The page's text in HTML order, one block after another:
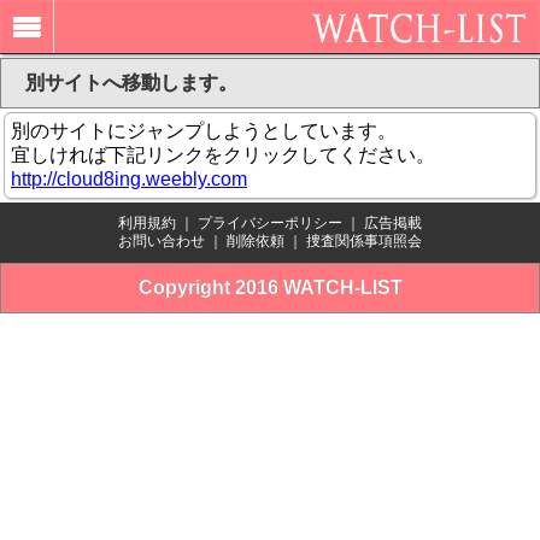
別サイトへ移動します。
別のサイトにジャンプしようとしています。
宜しければ下記リンクをクリックしてください。
http://cloud8ing.weebly.com
利用規約 プライバシーポリシー
広告掲載
お問い合わせ
削除依頼 捜査関係事項照会
Copyright 2016 WATCH-LIST